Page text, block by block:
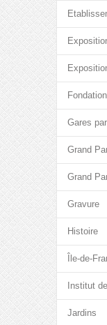
Fondation
Gares
Grand
Grand
Gravure
Histoire
Île-de-
Institut
Jardins